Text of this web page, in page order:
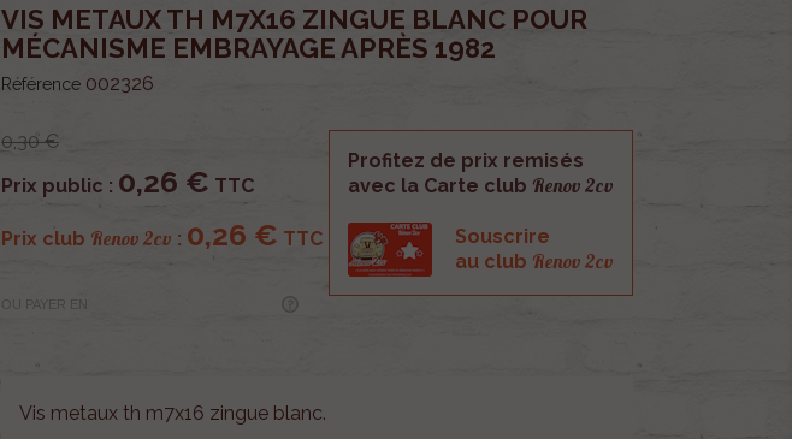
VIS METAUX TH M7X16 ZINGUE BLANC POUR
MÉCANISME EMBRAYAGE APRÈS 1982
Référence 002326
0,30 €
Prix public : 0,26 € TTC
Prix club Renov 2cv : 0,26 € TTC
OU PAYER EN
Profitez de prix remisés
avec la Carte club Renov 2cv
Souscrire
au club Renov 2cv
Vis metaux th m7x16 zingue blanc.